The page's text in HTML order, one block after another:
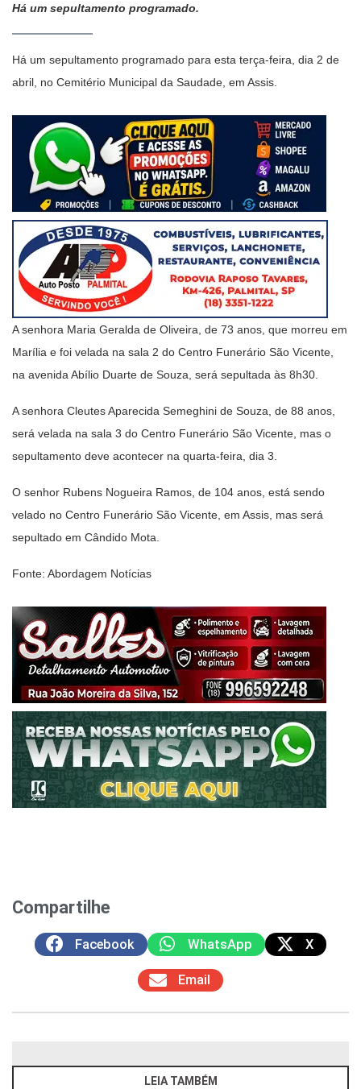
Há um sepultamento programado.
Há um sepultamento programado para esta terça-feira, dia 2 de
abril, no Cemitério Municipal da Saudade, em Assis.
A senhora Maria Geralda de Oliveira, de 73 anos, que morreu em
Marília e foi velada na sala 2 do Centro Funerário São Vicente,
na avenida Abílio Duarte de Souza, será sepultada às 8h30.
A senhora Cleutes Aparecida Semeghini de Souza, de 88 anos,
será velada na sala 3 do Centro Funerário São Vicente, mas o
sepultamento deve acontecer na quarta-feira, dia 3.
O senhor Rubens Nogueira Ramos, de 104 anos, está sendo
velado no Centro Funerário São Vicente, em Assis, mas será
sepultado em Cândido Mota.
Fonte: Abordagem Notícias
Compartilhe
Facebook WhatsApp X
Email
LEIA TAMBÉM